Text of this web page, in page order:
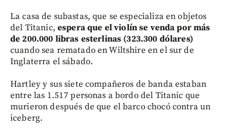
La casa de subastas, que se especializa en objetos
del Titanic, espera que el violín se venda por más
de 200.000 libras esterlinas (323.300 dólares)
cuando sea rematado en Wiltshire en el sur de
Inglaterra el sábado.
Hartley y sus siete compañeros de banda estaban
entre las 1.517 personas a bordo del Titanic que
murieron después de que el barco chocó contra un
iceberg.